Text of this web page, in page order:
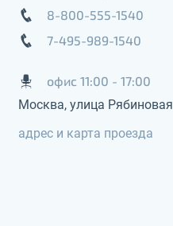
8-800-555-1540
7-495-989-1540
офис 11:00 - 17:00
Москва, улица Рябиновая
адрес и карта проезда